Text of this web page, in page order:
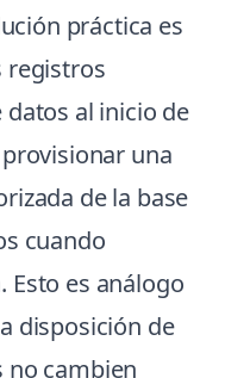
práctica es
registros
al inicio de
una
de la base
cuando
Esto es análogo
disposición de
no cambien